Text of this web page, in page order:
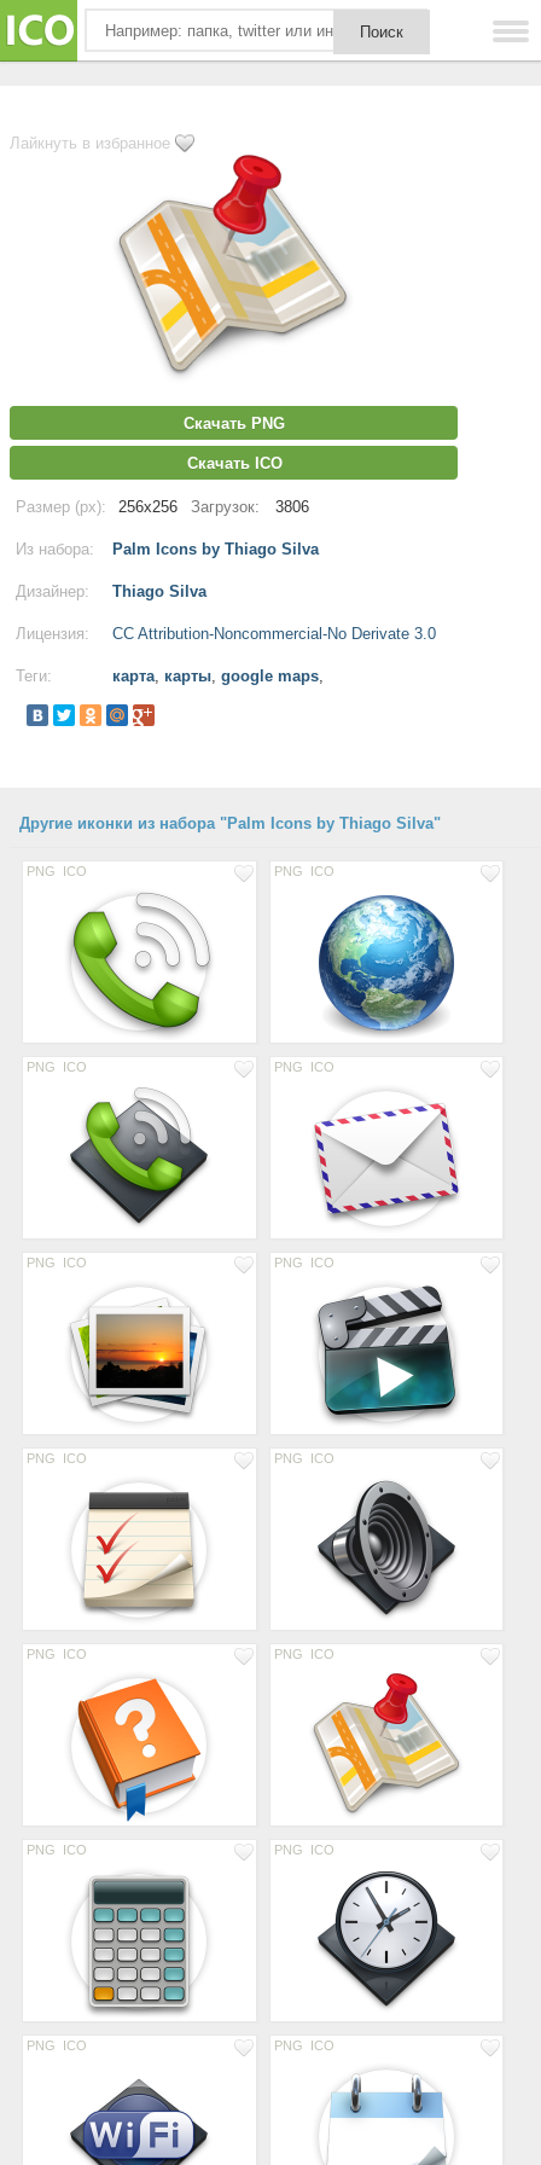
Лайкнуть в избранное
Скачать PNG
Скачать ICO
Размер (px): 256x256 Загрузок: 3806
Из набора: Palm Icons by Thiago Silva
Дизайнер: Thiago Silva
Лицензия: CC Attribution-Noncommercial-No Derivate 3.0
Теги: карта, карты, google maps,
Другие иконки из набора "Palm Icons by Thiago Silva"
PNG ICO PNG ICO
PNG ICO PNG ICO
PNG ICO PNG ICO
PNG ICO PNG ICO
PNG ICO PNG ICO
PNG ICO PNG ICO
PNG ICO PNG ICO